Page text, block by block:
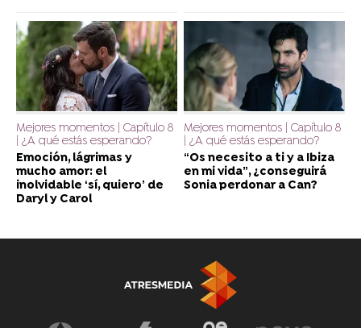
Mejores momentos | Capítulo 8
| ¿A qué estás esperando?
Emoción, lágrimas y
mucho amor: el
inolvidable ‘sí, quiero’ de
Daryl y Carol
Mejores momentos | Capítulo 8
| ¿A qué estás esperando?
“Os necesito a ti y a Ibiza
en mi vida”, ¿conseguirá
Sonia perdonar a Can?